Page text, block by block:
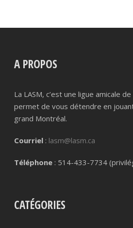
A PROPOS
La LASM, c’est une ligue amicale
permet de vous détendre en
grand Montréal.
Courriel : lasm@lasm.ca
Téléphone : 514-433-7734
CATÉGORIES